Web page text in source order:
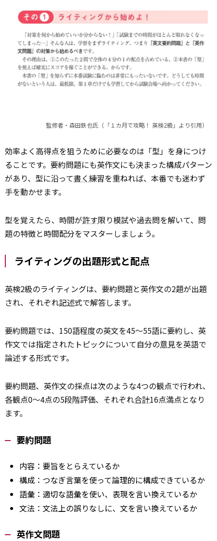
監修者・森田鉄也氏（「１カ月で攻略！ 英検2級」より引用）
効率よく高得点を狙うために必要なのは「型」を身につけ
ることです。要約問題にも英作文にも決まった構成パターン
があり、型に沿って書く練習を重ねれば、本番でも迷わず
手を動かせます。
型を覚えたら、時間が許す限り模試や過去問を解いて、問
題の特徴と時間配分をマスターしましょう。
ライティングの出題形式と配点
英検2級のライティングは、要約問題と英作文の2題が出題
され、それぞれ記述式で解答します。
要約問題では、150語程度の英文を45～55語に要約し、英
作文では指定されたトピックについて自分の意見を英語で
論述する形式です。
要約問題、英作文の採点は次のような4つの観点で行われ、
各観点0〜4点の5段階評価、それぞれ合計16点満点となり
ます。
要約問題
内容：要旨をとらえているか
構成：つなぎ言葉を使って論理的に構成できているか
語彙：適切な語彙を使い、表現を言い換えているか
文法：文法上の誤りなしに、文を言い換えているか
英作文問題